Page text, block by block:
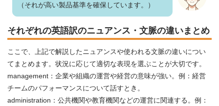
（それが高い製品基準を確保しています。）
それぞれの英語訳のニュアンス・文脈の違いまとめ
ここで、上記で解説したニュアンスや使われる文脈の違いについ
てまとめます。状況に応じて適切な表現を選ぶことが大切です。
management：企業や組織の運営や経営の意味が強い。例：経営
チームのパフォーマンスについて話すとき。
administration：公共機関や教育機関などの運営に関連する。例：